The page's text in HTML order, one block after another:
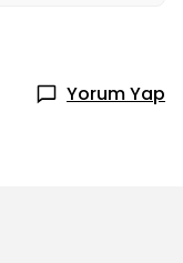
Yorum Yap